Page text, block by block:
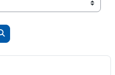
コースを検索する